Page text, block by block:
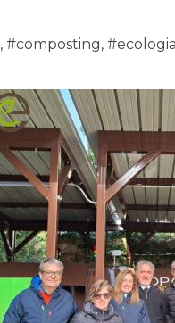
,#composting,#ecologia